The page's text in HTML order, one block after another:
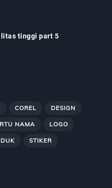
tinggi part 5
COREL DESIGN
NAMA LOGO
STIKER